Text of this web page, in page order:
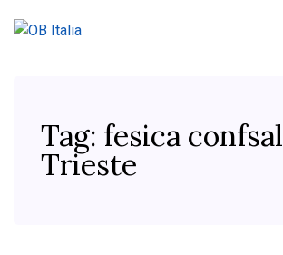
Tag: fesica confsal
Trieste